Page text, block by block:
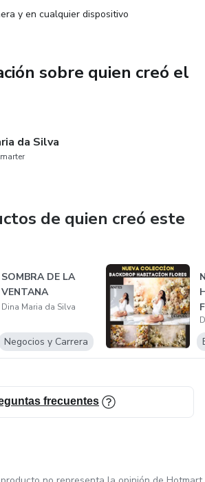
y en cualquier dispositivo
sobre quien creó el
da Silva
de quien creó este
SOMBRA DE LA
VENTANA
Dina Maria da Silva
Negocios y Carrera
frecuentes